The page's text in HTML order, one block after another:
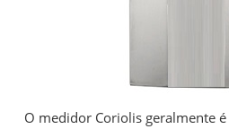
O medidor Coriolis geralmente